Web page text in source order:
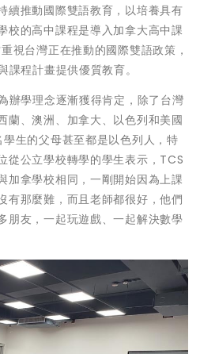
續推動國際雙語教育，以培養具有
校的高中課程是導入加拿大高中課
視台灣正在推動的國際雙語政策，
程計畫提供優質教育。
辦學理念逐漸獲得肯定，除了台灣
蘭、澳洲、加拿大、以色列和美國
生的父母甚至都是以色列人，特
從公立學校轉學的學生表示，TCS
加拿學校相同，一剛開始因為上課
有那麼難，而且老師都很好，他們
朋友，一起玩遊戲、一起解決數學